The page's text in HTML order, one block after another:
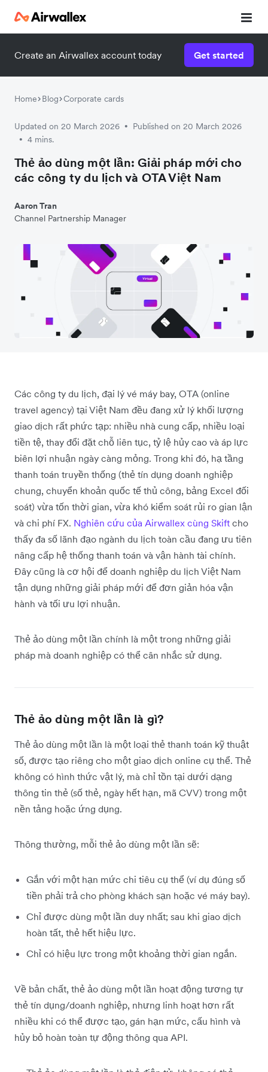
Create an Airwallex account today Get started
Home Blog Corporate cards
Updated on 20 March 2026 • Published on 20 March 2026
• 4 mins.
Thẻ ảo dùng một lần: Giải pháp mới cho
các công ty du lịch và OTA Việt Nam
Aaron Tran
Channel Partnership Manager
Các công ty du lịch, đại lý vé máy bay, OTA (online
travel agency) tại Việt Nam đều đang xử lý khối lượng
giao dịch rất phức tạp: nhiều nhà cung cấp, nhiều loại
tiền tệ, thay đổi đặt chỗ liên tục, tỷ lệ hủy cao và áp lực
biên lợi nhuận ngày càng mỏng. Trong khi đó, hạ tầng
thanh toán truyền thống (thẻ tín dụng doanh nghiệp
chung, chuyển khoản quốc tế thủ công, bảng Excel đối
soát) vừa tốn thời gian, vừa khó kiểm soát rủi ro gian lận
và chi phí FX. Nghiên cứu của Airwallex cùng Skift cho
thấy đa số lãnh đạo ngành du lịch toàn cầu đang ưu tiên
nâng cấp hệ thống thanh toán và vận hành tài chính.
Đây cũng là cơ hội để doanh nghiệp du lịch Việt Nam
tận dụng những giải pháp mới để đơn giản hóa vận
hành và tối ưu lợi nhuận.
Thẻ ảo dùng một lần chính là một trong những giải
pháp mà doanh nghiệp có thể cân nhắc sử dụng.
Thẻ ảo dùng một lần là gì?
Thẻ ảo dùng một lần là một loại thẻ thanh toán kỹ thuật
số, được tạo riêng cho một giao dịch online cụ thể. Thẻ
không có hình thức vật lý, mà chỉ tồn tại dưới dạng
thông tin thẻ (số thẻ, ngày hết hạn, mã CVV) trong một
nền tảng hoặc ứng dụng.
Thông thường, mỗi thẻ ảo dùng một lần sẽ:
Gắn với một hạn mức chi tiêu cụ thể (ví dụ đúng số
tiền phải trả cho phòng khách sạn hoặc vé máy bay).
Chỉ được dùng một lần duy nhất; sau khi giao dịch
hoàn tất, thẻ hết hiệu lực.
Chỉ có hiệu lực trong một khoảng thời gian ngắn.
Về bản chất, thẻ ảo dùng một lần hoạt động tương tự
thẻ tín dụng/doanh nghiệp, nhưng linh hoạt hơn rất
nhiều khi có thể được tạo, gán hạn mức, cấu hình và
hủy bỏ hoàn toàn tự động thông qua API.